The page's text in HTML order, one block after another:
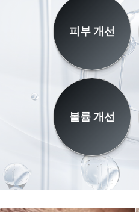
피부 개선
볼륨 개선